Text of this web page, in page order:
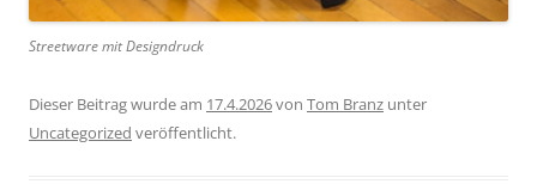
Streetware mit Designdruck
Dieser Beitrag wurde am 17.4.2026von Tom Branz unter
Uncategorized veröffentlicht.